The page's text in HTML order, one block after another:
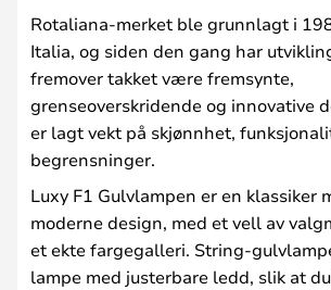
Rotaliana-merket ble grunnlagt i
Italia, og siden den gang har
fremover takket være fremsynte,
grenseoverskridende og innovative
er lagt vekt på skjønnhet,
begrensninger.
Luxy F1 Gulvlampen er en klassiker
moderne design, med et vell av
et ekte fargegalleri. String-
lampe med justerbare ledd, slik at